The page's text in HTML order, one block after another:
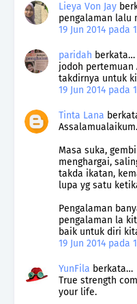
Lieya Von Jay
pengalaman lalu
19 Jun 2014 pada
paridah berkata…
jodoh pertemuan
takdirnya untuk
19 Jun 2014 pada
Tinta Lana
Assalamualaikum.
Masa suka,
menghargai,
takda ikatan,
lupa yg satu
Pengalaman
pengalaman la
baik untuk diri
19 Jun 2014 pada
YunFila berkata…
True strength
your life.